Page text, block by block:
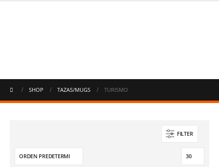
SHOP TAZAS/MUGS TURISMO
FILTER